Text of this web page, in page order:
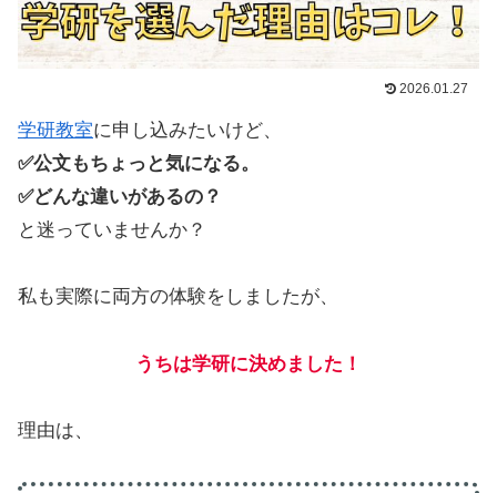
2026.01.27
学研教室に申し込みたいけど、
✅公文もちょっと気になる。
✅どんな違いがあるの？
と迷っていませんか？
私も実際に両方の体験をしましたが、
うちは学研に決めました！
理由は、